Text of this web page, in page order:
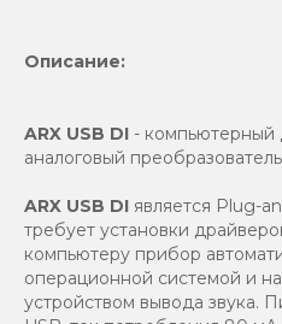
Описание:
ARX USB DI - компьютерный
аналоговый
ARX USB DI является Plug-
требует установки
компьютеру прибор
операционной системой и
устройством вывода звука.